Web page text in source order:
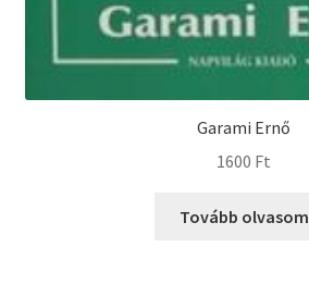
Garami Ernő
1600 Ft
Tovább olvasom